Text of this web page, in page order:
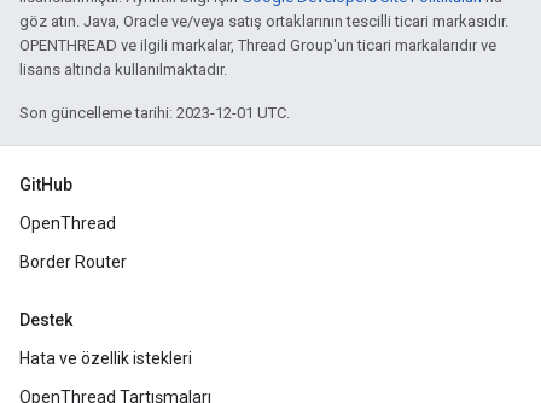
göz atın. Java, Oracle ve/veya satış ortaklarının tescilli ticari markasıdır.
OPENTHREAD ve ilgili markalar, Thread Group'un ticari markalarıdır ve
lisans altında kullanılmaktadır.
Son güncelleme tarihi: 2023-12-01 UTC.
GitHub
OpenThread
Border Router
Destek
Hata ve özellik istekleri
OpenThread Tartışmaları